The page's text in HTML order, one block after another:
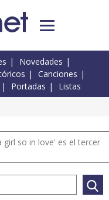
Novedades
Canciones
Portadas Listas
so in love' es el tercer